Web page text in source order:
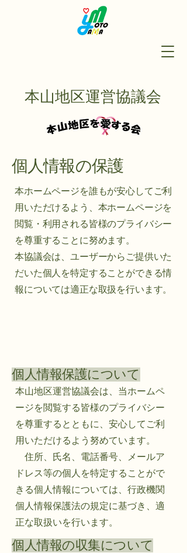
本山地区運営協議会
個人情報の保護
本ホームページを誰もが安心してご利
用いただけるよう、本ホームページを
閲覧・利用される皆様のプライバシー
を尊重することに努めます。
本協議会は、ユーザーからご提供いた
だいた個人を特定することができる情
報については適正な取扱を行います。
個人情報保護について
本山地区運営協議会は、当ホームペ
ージを閲覧する皆様のプライバシー
を尊重するとともに、安心してご利
用いただけるよう努めています。
住所、氏名、電話番号、メールア
ドレス等の個人を特定することがで
きる個人情報については、行政機関
個人情報保護法の規定に基づき、適
正な取扱いを行います。
個人情報の収集について